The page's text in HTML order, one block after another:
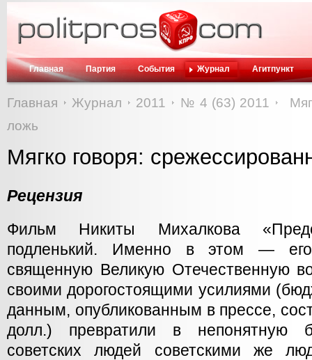
Главная Партия События Журнал Агитпункт
Главная Журнал 2011 № 4 (63) 2011
ложь
Мягко говоря:
Рецензия
Фильм Никиты Михалкова
подленький. Именно в этом —
священную Великую Отечественную
своими дорогостоящими усилиями
данным, опубликованным в прессе,
долл.) превратили в непонятную
советских людей советскими же